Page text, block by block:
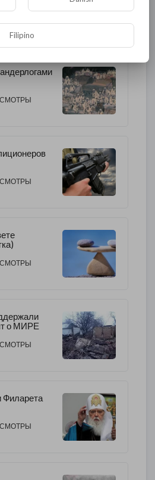
о МИРЕ
Филарета
Filipino